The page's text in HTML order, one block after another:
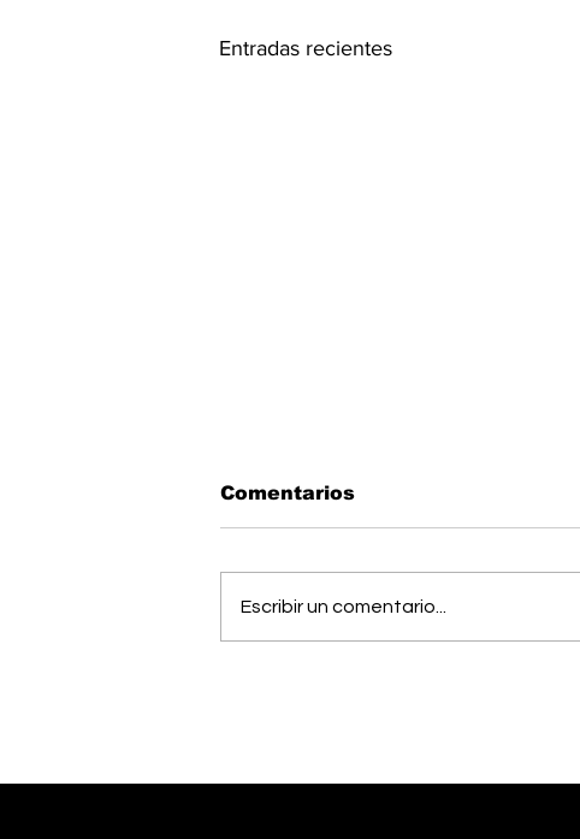
Entradas recientes
Comentarios
Escribir un comentario...